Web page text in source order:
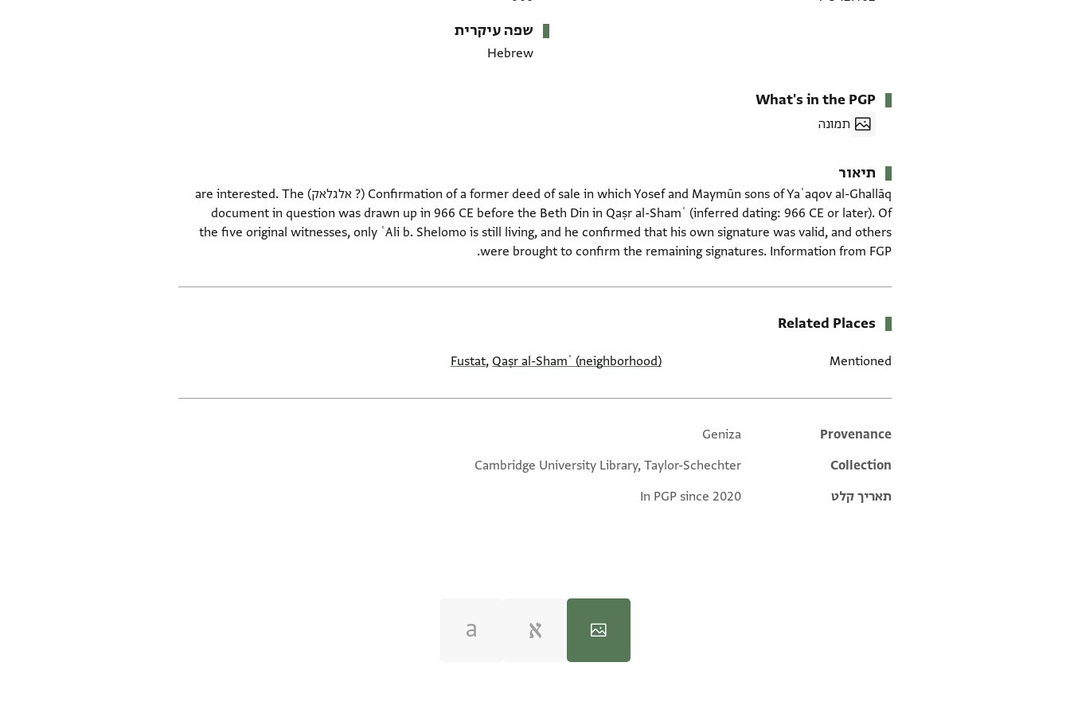
שפה עיקרית
Hebrew
What's in the PGP
תמונה
תיאור
Confirmation of a former deed of sale in which Yosef and Maymūn sons of Yaʿaqov al-Ghallāq (? אלגלאק) are interested. The
document in question was drawn up in 966 CE before the Beth Din in Qaṣr al-Shamʿ (inferred dating: 966 CE or later). Of
the five original witnesses, only ʿAli b. Shelomo is still living, and he confirmed that his own signature was valid, and others
were brought to confirm the remaining signatures. Information from FGP.
Related Places
Mentioned
Fustat, Qaṣr al-Shamʿ (neighborhood)
Additional metadata
Provenance
Geniza
Collection
Cambridge University Library, Taylor-Schechter
תאריך קלט
In PGP since 2020